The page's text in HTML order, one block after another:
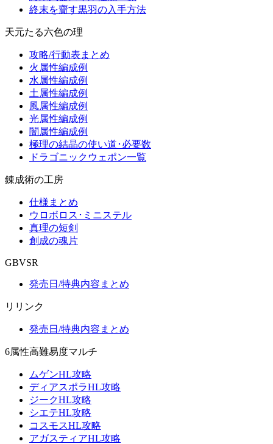
終末を齎す黒羽の入手方法
天元たる六色の理
攻略/行動表まとめ
火属性編成例
水属性編成例
土属性編成例
風属性編成例
光属性編成例
闇属性編成例
極理の結晶の使い道･必要数
ドラゴニックウェポン一覧
錬成術の工房
仕様まとめ
ウロボロス･ミニステル
真理の短剣
創成の魂片
GBVSR
発売日/特典内容まとめ
リリンク
発売日/特典内容まとめ
6属性高難易度マルチ
ムゲンHL攻略
ディアスポラHL攻略
ジークHL攻略
シエテHL攻略
コスモスHL攻略
アガスティアHL攻略